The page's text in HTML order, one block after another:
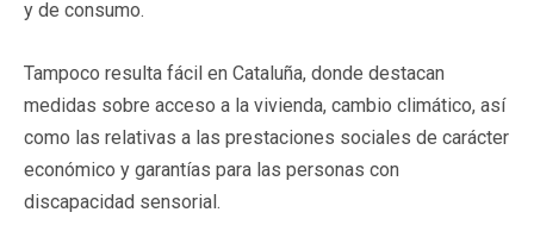
y de consumo.
Tampoco resulta fácil en Cataluña, donde destacan
medidas sobre acceso a la vivienda, cambio climático, así
como las relativas a las prestaciones sociales de carácter
económico y garantías para las personas con
discapacidad sensorial.